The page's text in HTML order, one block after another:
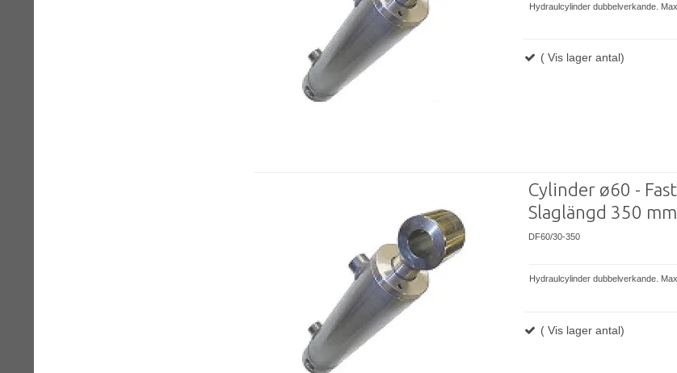
Hydraulcylinder dubbelverkande.
( Vis lager antal)
Cylinder ø60 -
Slaglängd 350 mm.
DF60/30-350
Hydraulcylinder dubbelverkande.
( Vis lager antal)